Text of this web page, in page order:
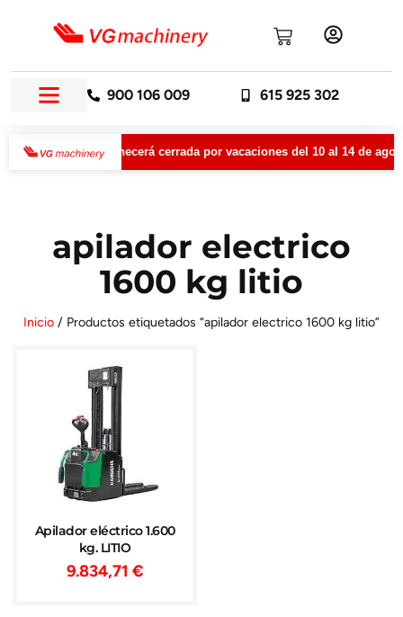
900 106 009 615 925 302
permanecerá cerrada por vacaciones del 10 al 14 de
apilador electrico
1600 kg litio
Inicio / Productos etiquetados “apilador electrico 1600 kg litio”
Apilador eléctrico 1.600
kg. LITIO
9.834,71 €